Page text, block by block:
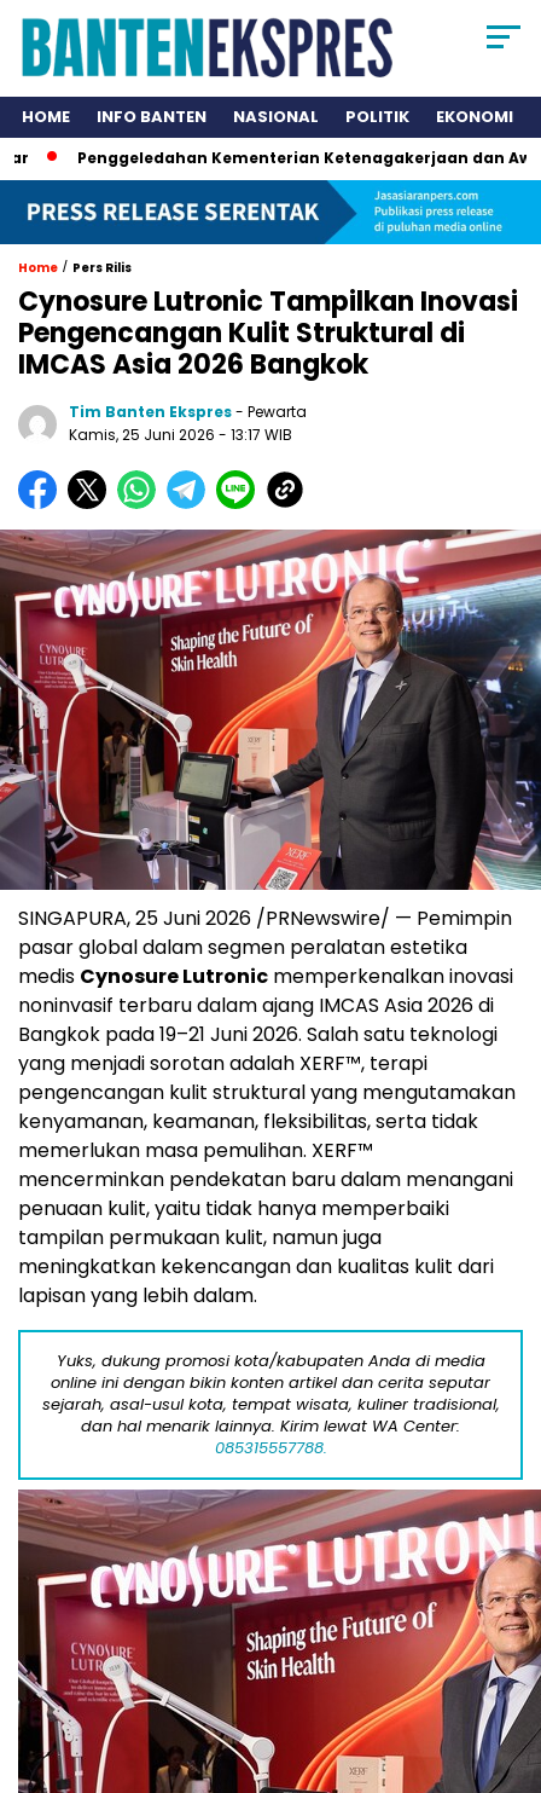
HOME INFO BANTEN NASIONAL POLITIK EKONOMI
Penggeledahan Kementerian Ketenagakerjaan dan Awal
Home / Pers Rilis
Cynosure Lutronic Tampilkan Inovasi
Pengencangan Kulit Struktural di
IMCAS Asia 2026 Bangkok
Tim Banten Ekspres- Pewarta
Kamis, 25 Juni 2026 - 13:17 WIB
SINGAPURA, 25 Juni 2026 /PRNewswire/ — Pemimpin
pasar global dalam segmen peralatan estetika
medis Cynosure Lutronic memperkenalkan inovasi
noninvasif terbaru dalam ajang IMCAS Asia 2026 di
Bangkok pada 19–21 Juni 2026. Salah satu teknologi
yang menjadi sorotan adalah XERF™, terapi
pengencangan kulit struktural yang mengutamakan
kenyamanan, keamanan, fleksibilitas, serta tidak
memerlukan masa pemulihan. XERF™
mencerminkan pendekatan baru dalam menangani
penuaan kulit, yaitu tidak hanya memperbaiki
tampilan permukaan kulit, namun juga
meningkatkan kekencangan dan kualitas kulit dari
lapisan yang lebih dalam.
Yuks, dukung promosi kota/kabupaten Anda di media
online ini dengan bikin konten artikel dan cerita seputar
sejarah, asal-usul kota, tempat wisata, kuliner tradisional,
dan hal menarik lainnya. Kirim lewat WA Center:
085315557788.